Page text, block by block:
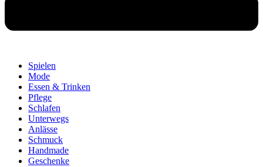
Spielen
Mode
Essen & Trinken
Pflege
Schlafen
Unterwegs
Anlässe
Schmuck
Handmade
Geschenke